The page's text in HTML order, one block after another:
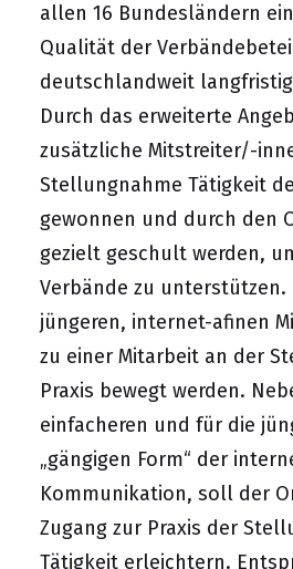
allen 16 Bundesländern
Qualität der
deutschlandweit
Durch das erweiterte
zusätzliche Mitstreiter/-
Stellungnahme Tätigkeit
gewonnen und durch den
gezielt geschult werden,
Verbände zu unterstützen.
jüngeren, internet-afinen
zu einer Mitarbeit an der
Praxis bewegt werden.
einfacheren und für die
„gängigen Form“ der
Kommunikation, soll der
Zugang zur Praxis der
Tätigkeit erleichtern.